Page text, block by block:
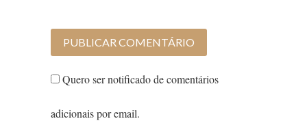
Quero ser notificado de comentários
adicionais por email.